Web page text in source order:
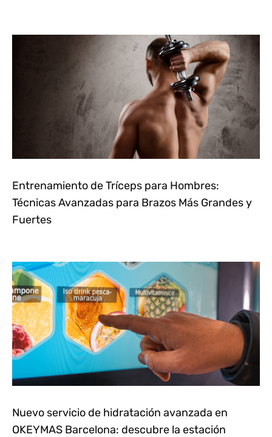
Entrenamiento de Tríceps para Hombres:
Técnicas Avanzadas para Brazos Más Grandes y
Fuertes
Nuevo servicio de hidratación avanzada en
OKEYMAS Barcelona: descubre la estación